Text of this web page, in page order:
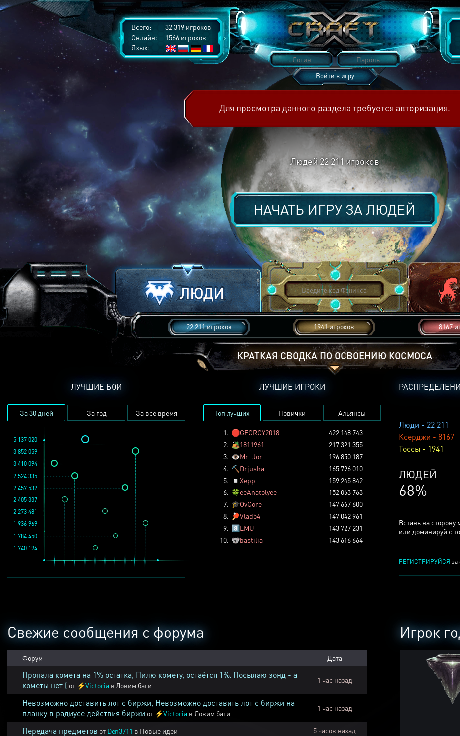
Всего:
32 319 игроков
Онлайн:
1566 игроков
Язык:
Войти в игру
Для просмотра данного раздела требуется авторизация.
Людей 22 211 игроков
НАЧАТЬ ИГРУ ЗАЛЮДЕЙ
22 211 игроков 1941 игроков 8167
КРАТКАЯ СВОДКА ПО ОСВОЕНИЮ КОСМОСА
Люди - 22 211
Ксерджи - 8167
Тоссы - 1941
КСЕРДЖЕЙ
25%
Встань на сторону
или доминируй с
РЕГИСТРИРУЙСЯ за
ЛУЧШИЕ БОИ
За 30 дней За год За все время
1 936 969
3 852 059
2 457 532
1 784 450
2 273 481
1 740 194
5 137 020
2 524 335
2 405 337
3 410 094
ЛУЧШИЕ ИГРОКИ
Топ лучших Новички Альянсы
1. 🛑GEORGY2018
422 148 743
2. 🏕️1811961
217 321 355
3. 👁️Mr_Jor
196 850 187
4. ⛏️ Drjusha
165 796 010
5.
◽ Xepp
159 245 842
6. 🍀eeAnatolyee
152 063 763
7. 🎓OvCore
147 667 600
8.
🏓Vlad54
147 042 961
9. 8️⃣LMU
143 727 231
10. 🐨bastilia 143 616 664
Игрок
Свежие сообщения с форума
Форум Дата
Пропала комета на 1% остатка, Пилю комету, остаётся 1%. Посылаю зонд - а
кометы нет ( от ⚡Victoria в Ловим баги
1 час назад
Невозможно доставить лот с биржи, Невозможно доставить лот с биржи на
планку в радиусе действия биржи от ⚡Victoria в Ловим баги
1 час назад
Передача предметов от Den3711 в Новые идеи 5 часов назад